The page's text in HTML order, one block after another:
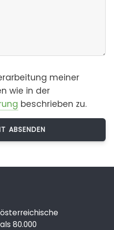
meiner
wie in der
beschrieben zu.
80.000